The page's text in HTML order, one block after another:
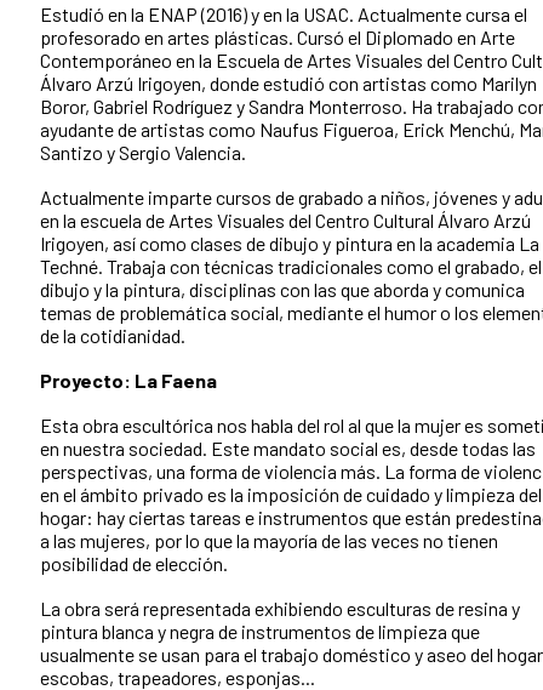
Estudió en la ENAP (2016) y en la USAC. Actualmente cursa el
profesorado en artes plásticas. Cursó el Diplomado en Arte
Contemporáneo en la Escuela de Artes Visuales del Centro
Álvaro Arzú Irigoyen, donde estudió con artistas como Marilyn
Boror, Gabriel Rodríguez y Sandra Monterroso. Ha trabajado
ayudante de artistas como Naufus Figueroa, Erick Menchú,
Santizo y Sergio Valencia.
Actualmente imparte cursos de grabado a niños, jóvenes y
en la escuela de Artes Visuales del Centro Cultural Álvaro Arzú
Irigoyen, así como clases de dibujo y pintura en la academia La
Techné. Trabaja con técnicas tradicionales como el grabado, el
dibujo y la pintura, disciplinas con las que aborda y comunica
temas de problemática social, mediante el humor o los
de la cotidianidad.
Proyecto: La Faena
Esta obra escultórica nos habla del rol al que la mujer es
en nuestra sociedad. Este mandato social es, desde todas las
perspectivas, una forma de violencia más. La forma de
en el ámbito privado es la imposición de cuidado y limpieza del
hogar: hay ciertas tareas e instrumentos que están
a las mujeres, por lo que la mayoría de las veces no tienen
posibilidad de elección.
La obra será representada exhibiendo esculturas de resina y
pintura blanca y negra de instrumentos de limpieza que
usualmente se usan para el trabajo doméstico y aseo del
escobas, trapeadores, esponjas...